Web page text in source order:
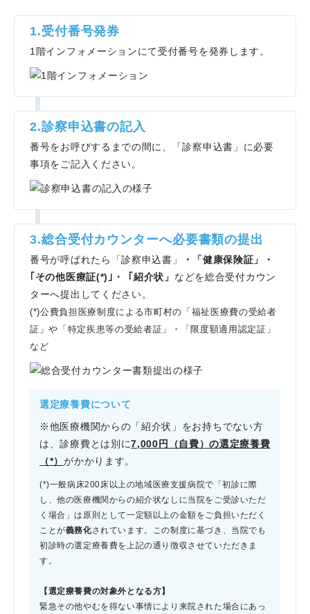
1.受付番号発券
1階インフォメーションにて受付番号を発券します。
2.診察申込書の記入
番号をお呼びするまでの間に、「診察申込書」に必要
事項をご記入ください。
3.総合受付カウンターへ必要書類の提出
番号が呼ばれたら「診察申込書」 ・
「健康保険証」・
｢その他医療証(*)｣・「紹介状」 などを総合受付カウン
ターへ提出してください。
(*)公費負担医療制度による市町村の「福祉医療費の受給者
証」や「特定疾患等の受給者証」・「限度額適用認定証」
など
選定療養費について
※他医療機関からの「紹介状」をお持ちでない方
は、診療費とは別に7,000円（自費）の選定療養費
（*）がかかります。
(*)一般病床200床以上の地域医療支援病院で「初診に際
し、他の医療機関からの紹介状なしに当院をご受診いただ
く場合 」は原則として一定額以上の金額をご負担いただく
ことが義務化されています。この制度に基づき、当院でも
初診時の選定療養費を上記の通り徴収させていただきま
す。
【選定療養費の対象外となる方】
緊急その他やむを得ない事情により来院された場合にあっ